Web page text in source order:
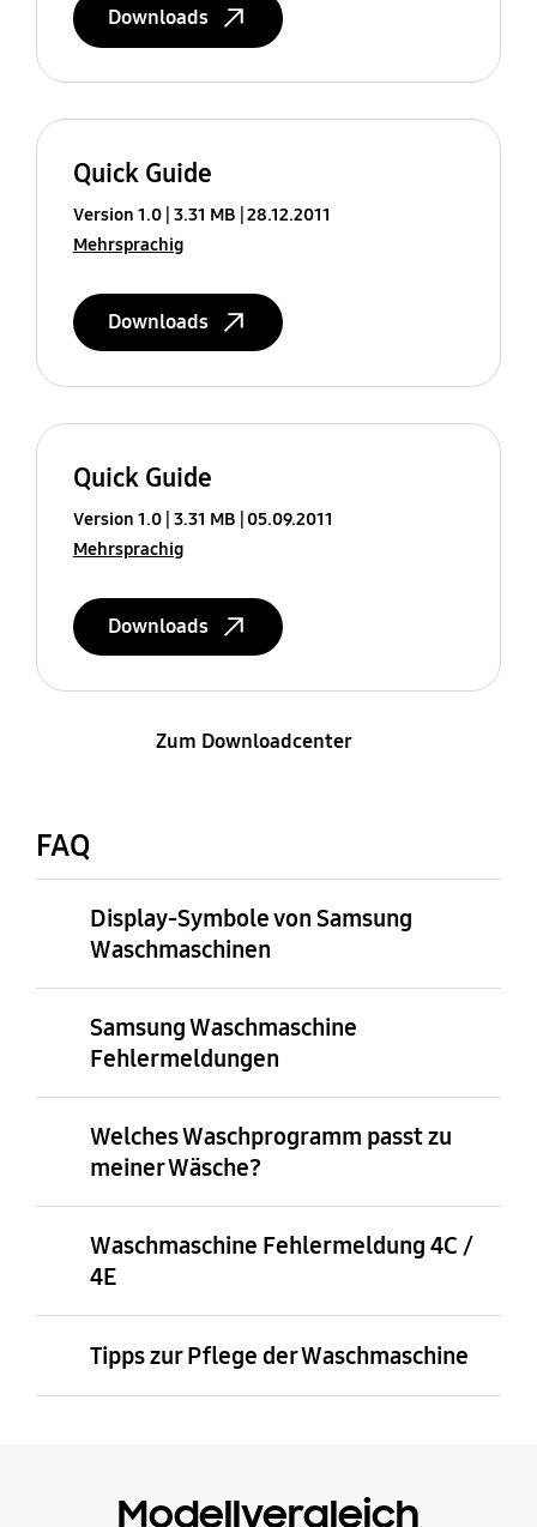
Downloads
Quick Guide
Version 1.0 3.31 MB 28.12.2011
Mehrsprachig
Downloads
Quick Guide
Version 1.0 3.31 MB
05.09.2011
Mehrsprachig
Downloads
Zum Downloadcenter
FAQ
Display-Symbole von Samsung
Waschmaschinen
Samsung Waschmaschine
Fehlermeldungen
Welches Waschprogramm passt zu
meiner Wäsche?
Waschmaschine Fehlermeldung 4C /
4E
Tipps zur Pflege der Waschmaschine
Modellvergleich